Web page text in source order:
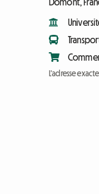
L'adresse